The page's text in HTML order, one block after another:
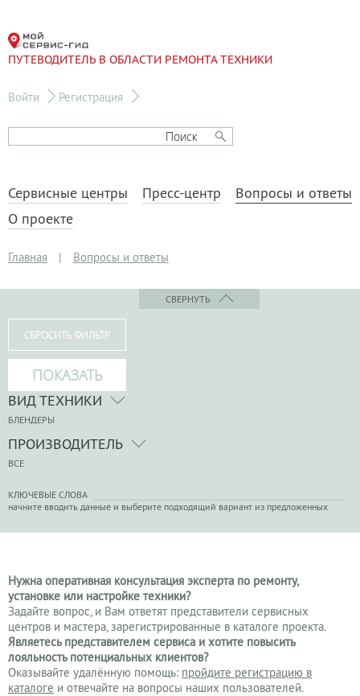
ПУТЕВОДИТЕЛЬ В ОБЛАСТИ РЕМОНТА ТЕХНИКИ
Войти Регистрация
Сервисные центры Пресс-центр
Вопросы и ответы
О проекте
Главная | Вопросы и ответы
СВЕРНУТЬ
ВИД ТЕХНИКИ
БЛЕНДЕРЫ
ПРОИЗВОДИТЕЛЬ
ВСЕ
КЛЮЧЕВЫЕ СЛОВА
начните вводить данные и выберите подходящий вариант из предложенных
Нужна оперативная консультация эксперта по ремонту,
установке или настройке техники?
Задайте вопрос, и Вам ответят представители сервисных
центров и мастера, зарегистрированные в каталоге проекта.
Являетесь представителем сервиса и хотите повысить
лояльность потенциальных клиентов?
Оказывайте удалённую помощь: пройдите регистрацию в
каталоге и отвечайте на вопросы наших пользователей.